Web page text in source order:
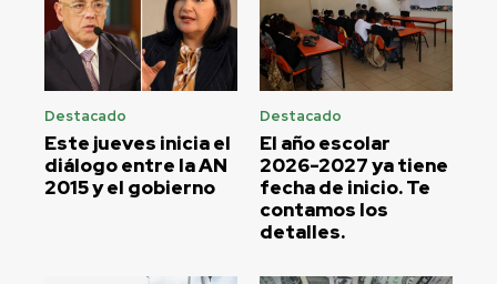
Destacado
Este jueves inicia el
diálogo entre la AN
2015 y el gobierno
Destacado
El año escolar
2026-2027 ya tiene
fecha de inicio. Te
contamos los
detalles.